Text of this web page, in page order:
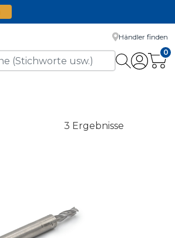
Händler finden
0
3 Ergebnisse